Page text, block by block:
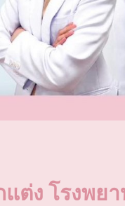
ง โรงพยา